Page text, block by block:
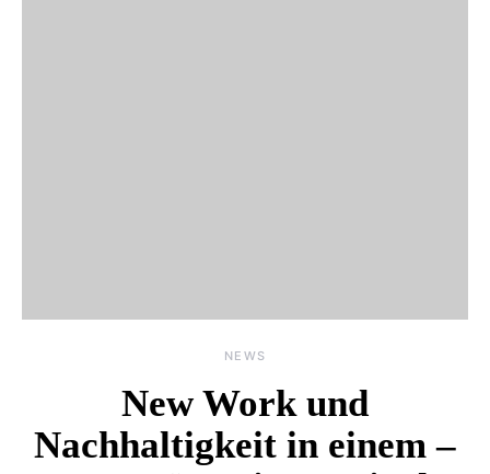
NEWS
New Work und
Nachhaltigkeit in einem –